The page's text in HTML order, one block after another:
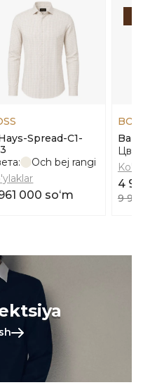
Spread-C1-
Och bej rangi
000 soʻm
4
9